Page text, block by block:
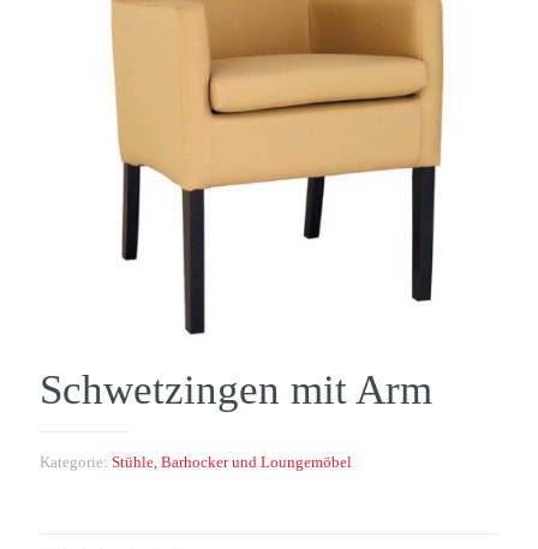
Schwetzingen mit Arm
Kategorie: Stühle, Barhocker und Loungemöbel